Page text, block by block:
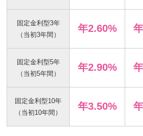
固定金利型3年
（当初3年間）
年2.60%
固定金利型5年
（当初5年間）
年2.90%
固定金利型10年
（当初10年間）
年3.50%